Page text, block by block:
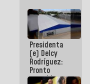
Presidenta
(e) Delcy
Rodríguez:
Pronto
restableceremos